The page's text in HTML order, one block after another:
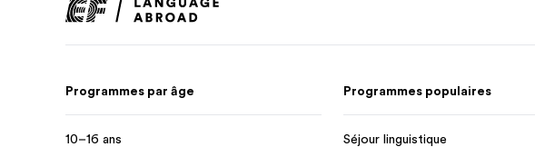
Programmes par âge
10–16 ans
Programmes populaires
Séjour linguistique